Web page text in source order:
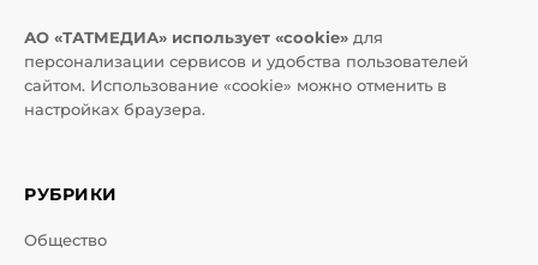
АО «ТАТМЕДИА» использует «cookie» для
персонализации сервисов и удобства пользователей
сайтом. Использование «cookie» можно отменить в
настройках браузера.
РУБРИКИ
Общество